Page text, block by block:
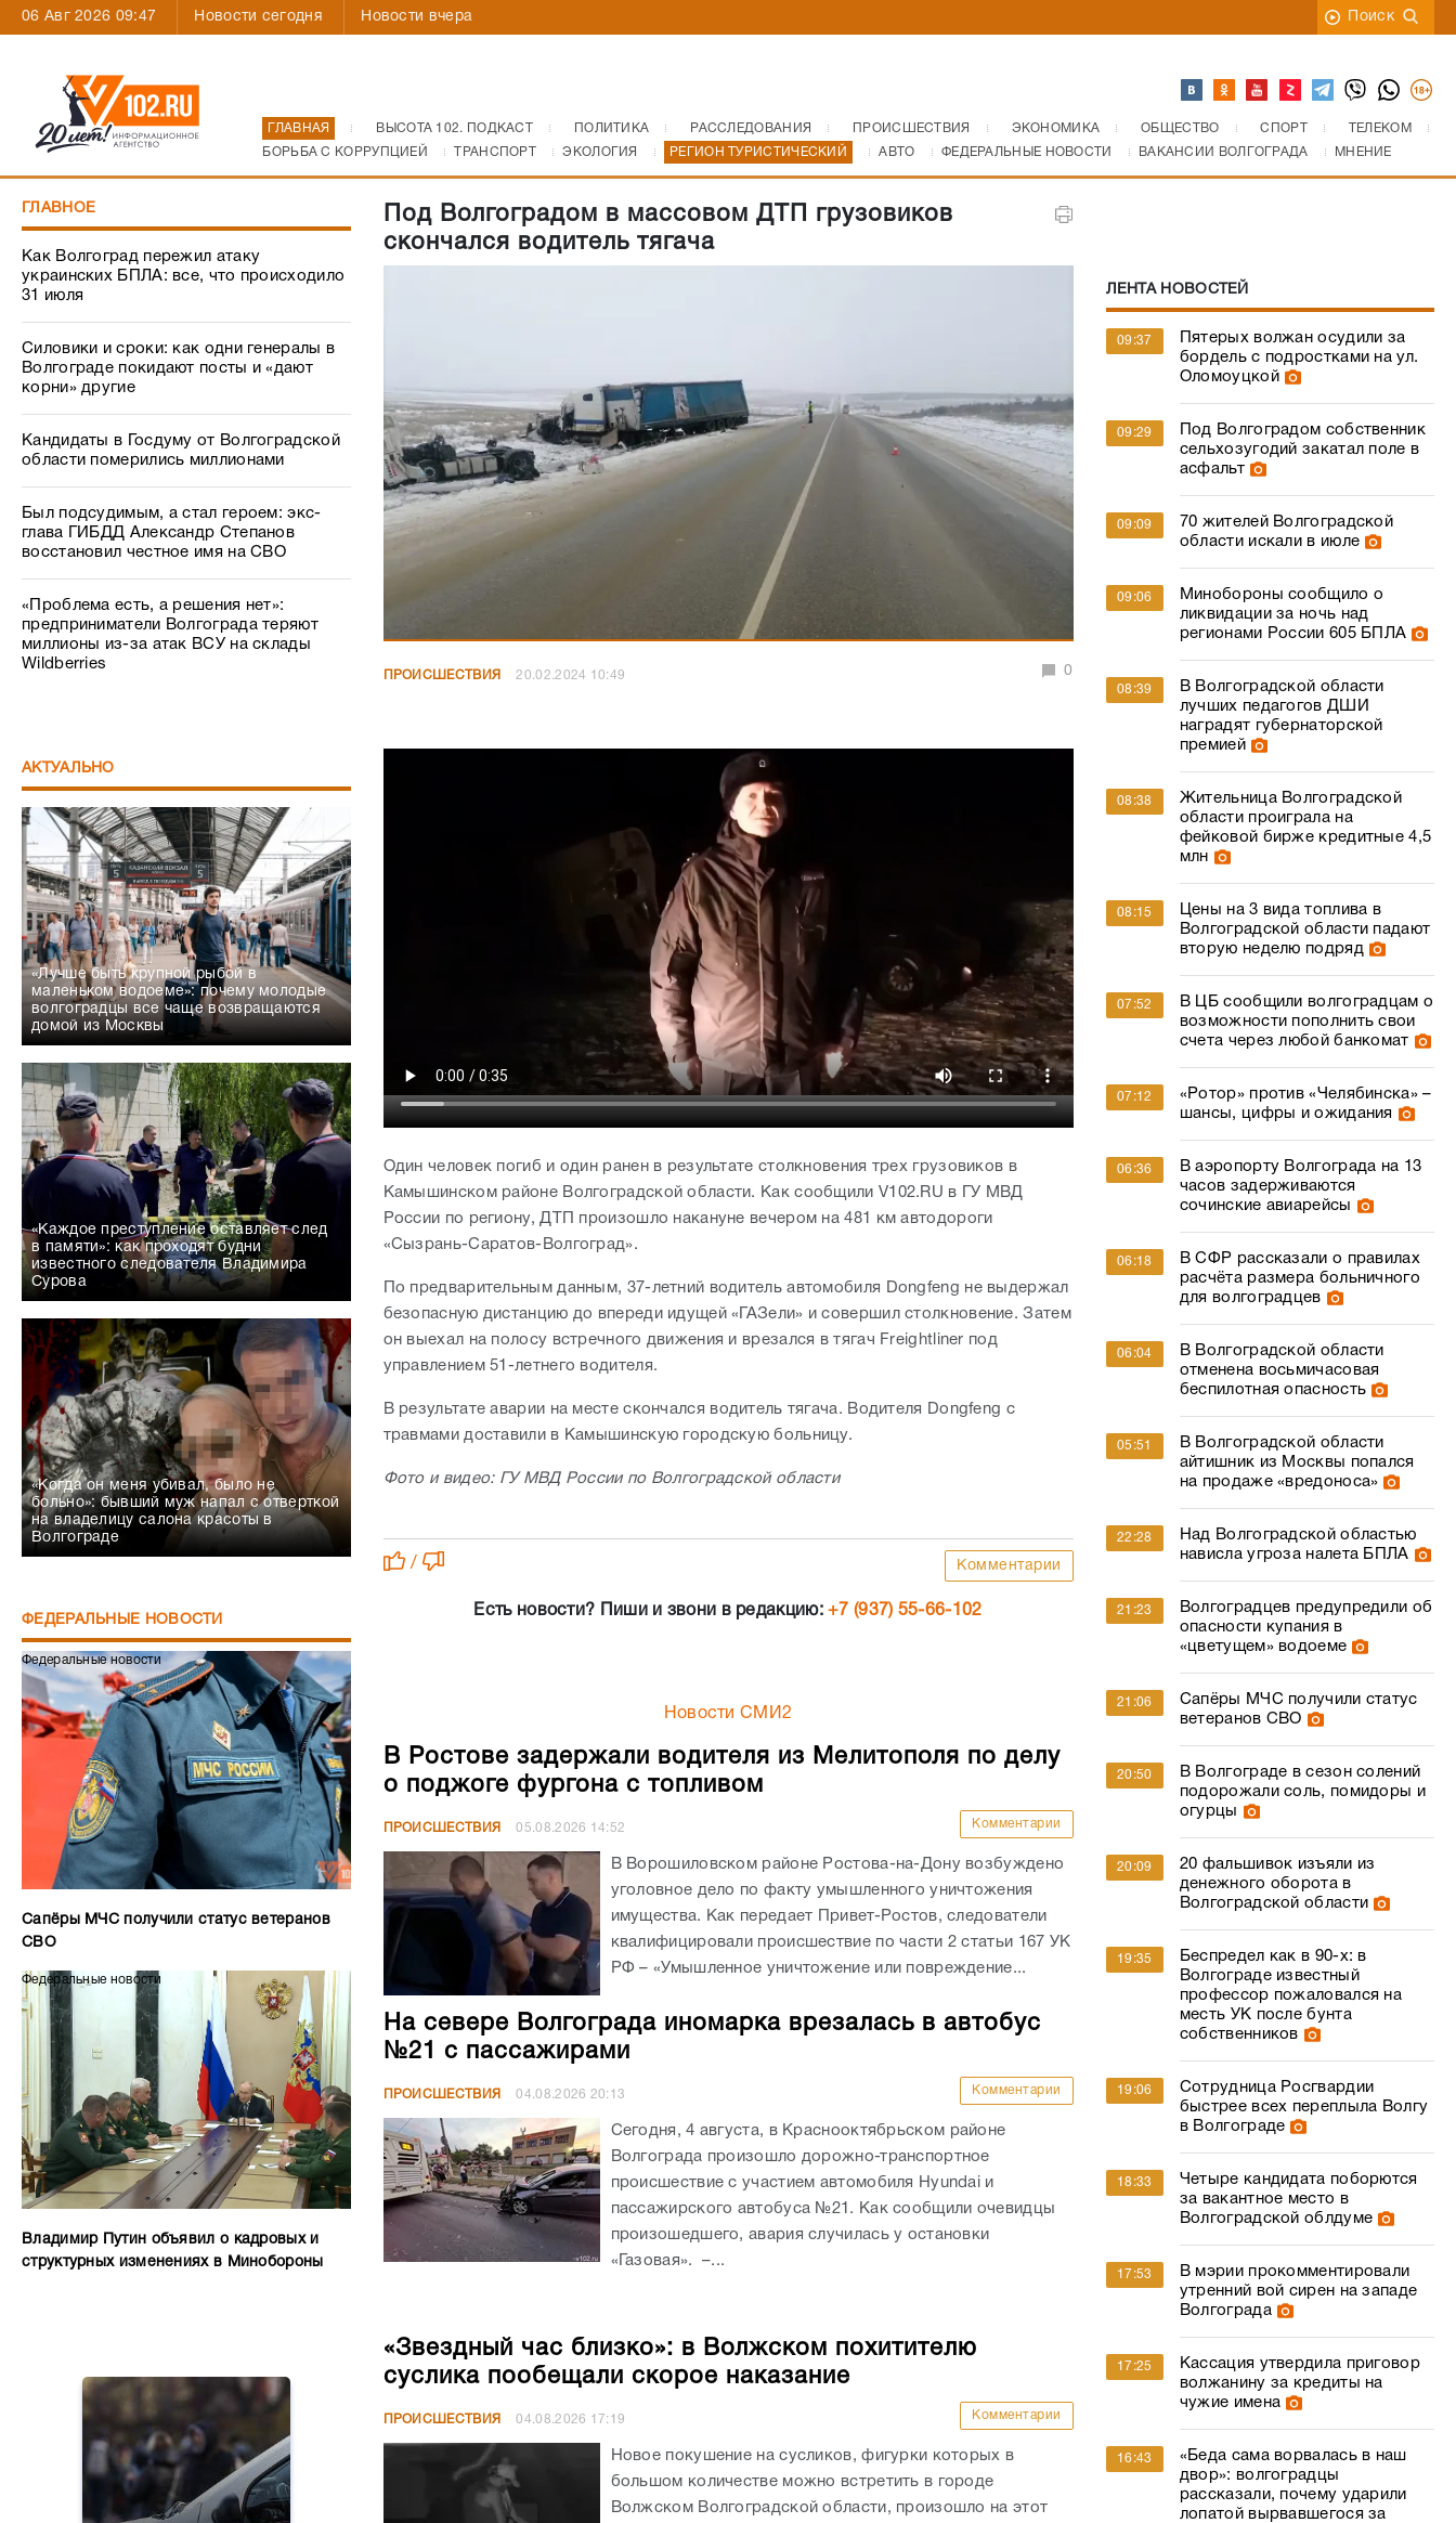
06 Авг 2026 09:47 Новости сегодня Новости вчера Поиск
ГЛАВНАЯ ВЫСОТА 102. ПОДКАСТ ПОЛИТИКА РАССЛЕДОВАНИЯ ПРОИСШЕСТВИЯ ЭКОНОМИКА ОБЩЕСТВО СПОРТ
ТЕЛЕКОМ
БОРЬБА С КОРРУПЦИЕЙ
ТРАНСПОРТ ЭКОЛОГИЯ РЕГИОН ТУРИСТИЧЕСКИЙ АВТО ФЕДЕРАЛЬНЫЕ НОВОСТИ ВАКАНСИИ ВОЛГОГРАДА МНЕНИЕ
ГЛАВНОЕ
Как Волгоград пережил атаку
украинских БПЛА: все, что происходило
31 июля
Силовики и сроки: как одни генералы в
Волгограде покидают посты и «дают
корни» другие
Кандидаты в Госдуму от Волгоградской
области померились миллионами
Был подсудимым, а стал героем: экс-
глава ГИБДД Александр Степанов
восстановил честное имя на СВО
«Проблема есть, а решения нет»:
предприниматели Волгограда теряют
миллионы из-за атак ВСУ на склады
Wildberries
АКТУАЛЬНО
«Лучше быть крупной рыбой в
маленьком водоеме»: почему молодые
волгоградцы все чаще возвращаются
домой из Москвы
«Каждое преступление оставляет след
в памяти»: как проходят будни
известного следователя Владимира
Сурова
«Когда он меня убивал, было не
больно»: бывший муж напал с отверткой
на владелицу салона красоты в
Волгограде
ФЕДЕРАЛЬНЫЕ НОВОСТИ
Федеральные новости
Сапёры МЧС получили статус ветеранов
СВО
Федеральные новости
Владимир Путин объявил о кадровых и
структурных изменениях в Минобороны
Под Волгоградом в массовом ДТП грузовиков
скончался водитель тягача
ПРОИСШЕСТВИЯ 20.02.2024 10:49 0
Один человек погиб и один ранен в результате столкновения трех грузовиков в
Камышинском районе Волгоградской области. Как сообщили V102.RU в ГУ МВД
России по региону, ДТП произошло накануне вечером на 481 км автодороги
«Сызрань-Саратов-Волгоград».
По предварительным данным, 37-летний водитель автомобиля Dongfeng не выдержал
безопасную дистанцию до впереди идущей «ГАЗели» и совершил столкновение. Затем
он выехал на полосу встречного движения и врезался в тягач Freightliner под
управлением 51-летнего водителя.
В результате аварии на месте скончался водитель тягача. Водителя Dongfeng с
травмами доставили в Камышинскую городскую больницу.
Фото и видео: ГУ МВД России по Волгоградской области
/ Комментарии
Есть новости? Пиши и звони в редакцию:+7 (937) 55-66-102
Новости СМИ2
В Ростове задержали водителя из Мелитополя по делу
о поджоге фургона с топливом
ПРОИСШЕСТВИЯ 05.08.2026 14:52 Комментарии
В Ворошиловском районе Ростова-на-Дону возбуждено
уголовное дело по факту умышленного уничтожения
имущества. Как передает Привет-Ростов, следователи
квалифицировали происшествие по части 2 статьи 167 УК
РФ – «Умышленное уничтожение или повреждение...
На севере Волгограда иномарка врезалась в автобус
№21 с пассажирами
ПРОИСШЕСТВИЯ 04.08.2026 20:13 Комментарии
Сегодня, 4 августа, в Краснооктябрьском районе
Волгограда произошло дорожно-транспортное
происшествие с участием автомобиля Hyundai и
пассажирского автобуса №21. Как сообщили очевидцы
произошедшего, авария случилась у остановки
«Газовая». –...
«Звездный час близко»: в Волжском похитителю
суслика пообещали скорое наказание
ПРОИСШЕСТВИЯ 04.08.2026 17:19 Комментарии
Новое покушение на сусликов, фигурки которых в
большом количестве можно встретить в городе
Волжском Волгоградской области, произошло на этот
ЛЕНТА НОВОСТЕЙ
09:37
Пятерых волжан осудили за
бордель с подростками на ул.
Оломоуцкой
09:29
Под Волгоградом собственник
сельхозугодий закатал поле в
асфальт
09:09
70 жителей Волгоградской
области искали в июле
09:06
Минобороны сообщило о
ликвидации за ночь над
регионами России 605 БПЛА
08:39
В Волгоградской области
лучших педагогов ДШИ
наградят губернаторской
премией
08:38
Жительница Волгоградской
области проиграла на
фейковой бирже кредитные 4,5
млн
08:15
Цены на 3 вида топлива в
Волгоградской области падают
вторую неделю подряд
07:52
В ЦБ сообщили волгоградцам о
возможности пополнить свои
счета через любой банкомат
07:12
«Ротор» против «Челябинска» –
шансы, цифры и ожидания
06:36
В аэропорту Волгограда на 13
часов задерживаются
сочинские авиарейсы
06:18
В СФР рассказали о правилах
расчёта размера больничного
для волгоградцев
06:04
В Волгоградской области
отменена восьмичасовая
беспилотная опасность
05:51
В Волгоградской области
айтишник из Москвы попался
на продаже «вредоноса»
22:28
Над Волгоградской областью
нависла угроза налета БПЛА
21:23
Волгоградцев предупредили об
опасности купания в
«цветущем» водоеме
21:06
Сапёры МЧС получили статус
ветеранов СВО
20:50
В Волгограде в сезон солений
подорожали соль, помидоры и
огурцы
20:09
20 фальшивок изъяли из
денежного оборота в
Волгоградской области
19:35
Беспредел как в 90-х: в
Волгограде известный
профессор пожаловался на
месть УК после бунта
собственников
19:06
Сотрудница Росгвардии
быстрее всех переплыла Волгу
в Волгограде
18:33
Четыре кандидата поборются
за вакантное место в
Волгоградской облдуме
17:53
В мэрии прокомментировали
утренний вой сирен на западе
Волгограда
17:25
Кассация утвердила приговор
волжанину за кредиты на
чужие имена
16:43
«Беда сама ворвалась в наш
двор»: волгоградцы
рассказали, почему ударили
лопатой вырвавшегося за